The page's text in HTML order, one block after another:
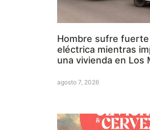
Hombre sufre
eléctrica mientras
una vivienda en Los
agosto 7, 2026